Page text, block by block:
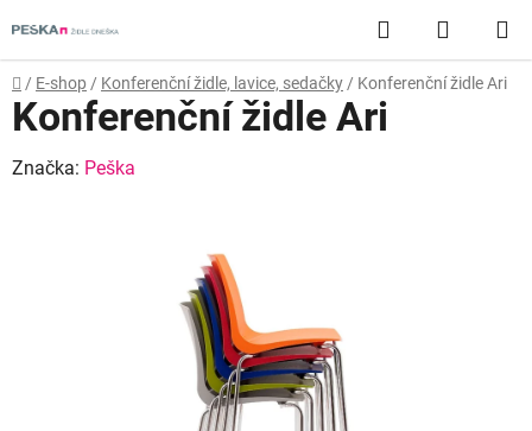
na
obsah
Hledat
KOŠÍK
Domů
/ E-shop / Konferenční židle, lavice, sedačky / Konferenční židle Ari
Konferenční židle Ari
Značka: Peška